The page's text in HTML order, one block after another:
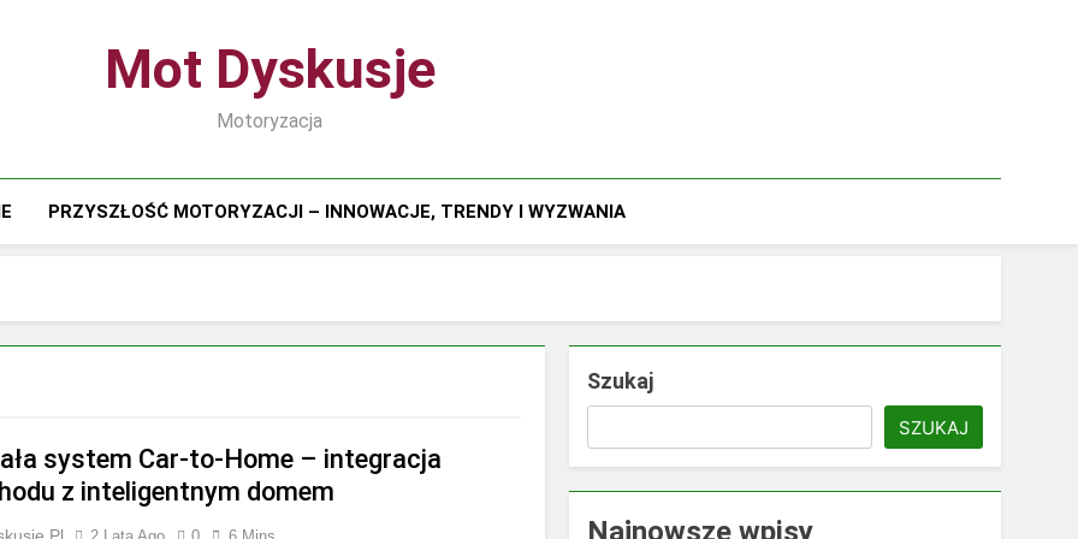
Mot Dyskusje
Motoryzacja
PRZYSZŁOŚĆ MOTORYZACJI – INNOWACJE, TRENDY I WYZWANIA
system Car-to-Home – integracja
z inteligentnym domem
Szukaj
SZUKAJ
Najnowsze wpisy